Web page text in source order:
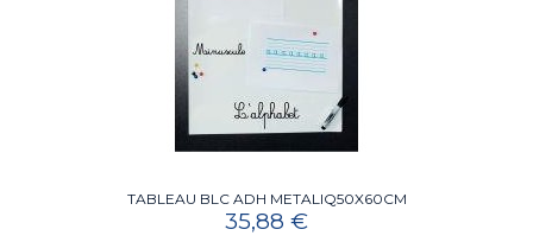
TABLEAU BLC ADH METALIQ50X60CM
35,88 €